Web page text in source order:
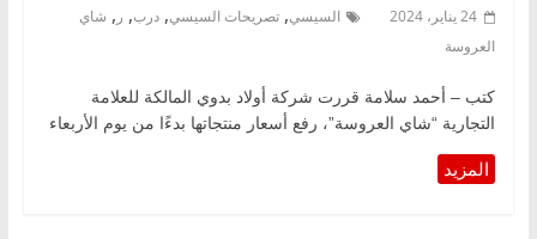
24 يناير، 2024 السيسي, تصريحات السيسي, درب, ر , شاي
العروسة
كتب – أحمد سلامة قررت شركة أولاد بدوي المالكة للعلامة
التجارية “شاي العروسة”، رفع أسعار منتجاتها بدءًا من يوم الأربعاء